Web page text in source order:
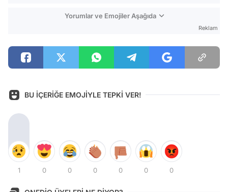
Yorumlar ve Emojiler Aşağıda
Reklam
BU İÇERİĞE EMOJİYLE TEPKİ VER!
1 0 0 0 0 0 0